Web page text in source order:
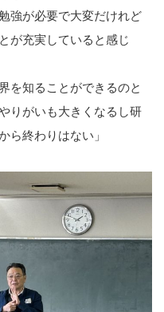
強が必要で大変だけれど
が充実していると感じ
を知ることができるのと
りがいも大きくなるし研
ら終わりはない」